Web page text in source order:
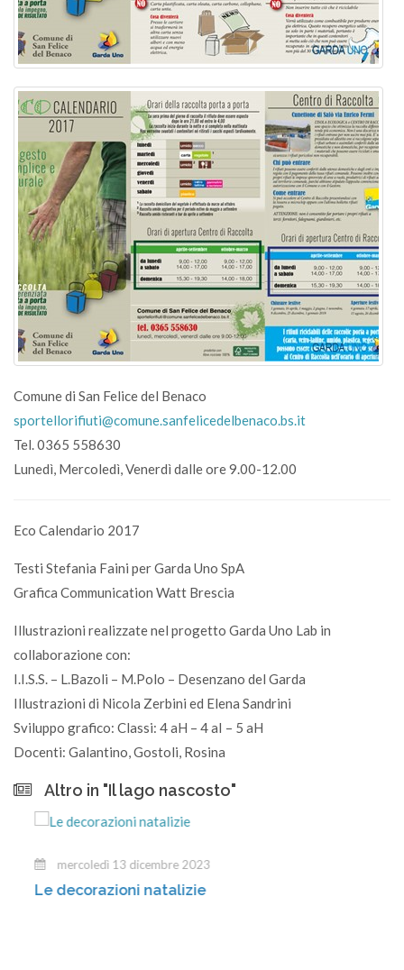
Comune di San Felice del Benaco
sportellorifiuti@comune.sanfelicedelbenaco.bs.it
Tel. 0365 558630
Lunedì, Mercoledì, Venerdì dalle ore 9.00-12.00
Eco Calendario 2017
Testi Stefania Faini per Garda Uno SpA
Grafica Communication Watt Brescia
Illustrazioni realizzate nel progetto Garda Uno Lab in
collaborazione con:
I.I.S.S. – L.Bazoli – M.Polo – Desenzano del Garda
Illustrazioni di Nicola Zerbini ed Elena Sandrini
Sviluppo grafico: Classi: 4 aH – 4 aI – 5 aH
Docenti: Galantino, Gostoli, Rosina
Altro in "Il lago nascosto"
mercoledì 13 dicembre 2023
Le decorazioni natalizie